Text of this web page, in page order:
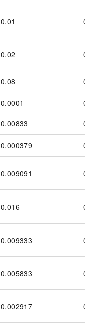
0.01
0.02
0.08
0.0001
0.00833
0.000379
0.009091
0.016
0.009333
0.005833
0.002917